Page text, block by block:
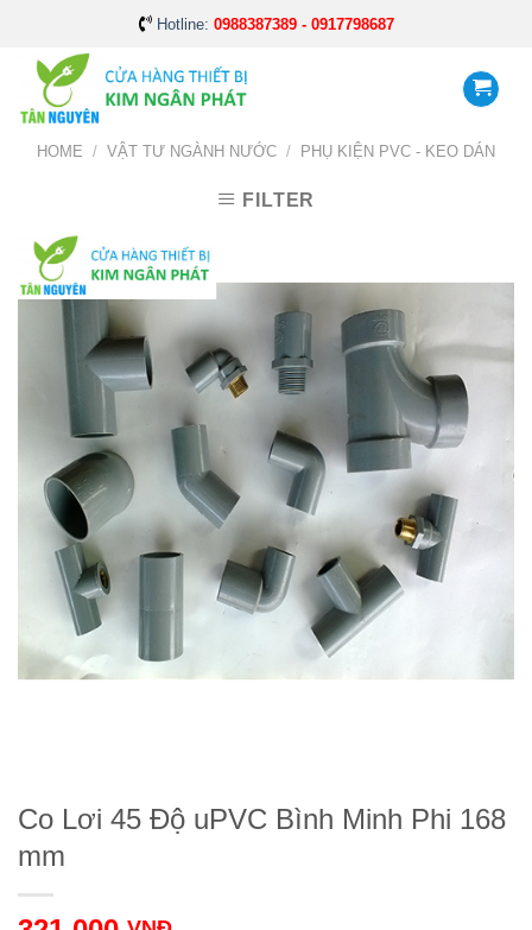
content
Hotline: 0988387389 - 0917798687
HOME / VẬT TƯ NGÀNH NƯỚC / PHỤ KIỆN PVC - KEO DÁN
FILTER
Co Lơi 45 Độ uPVC Bình Minh Phi 168
mm